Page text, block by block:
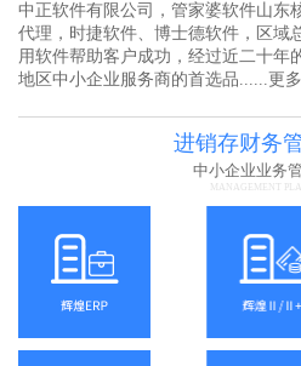
中正软件有限公司，管家婆软件山东
代理，时捷软件、博士德软件，区域
用软件帮助客户成功，经过近二十年
地区中小企业服务商的首选品......更多
进销存财务
中小企业业务
MANAGEMENT